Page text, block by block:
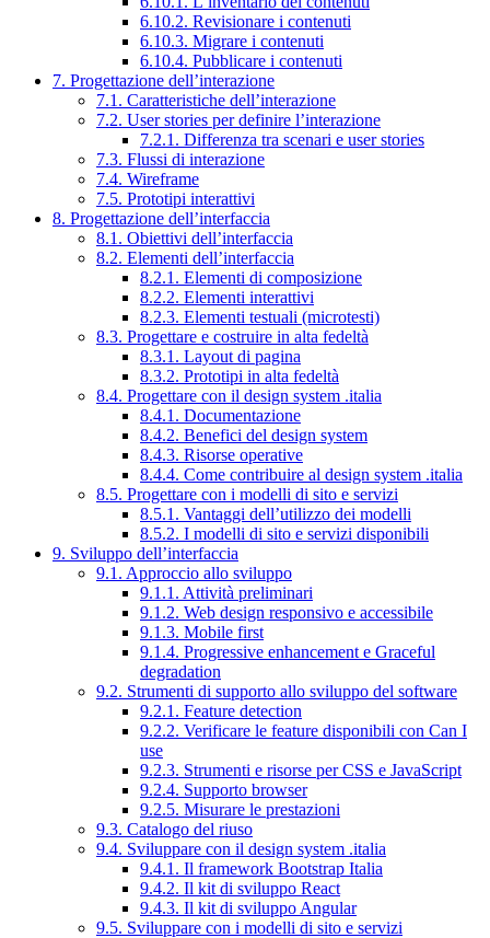
6.10.2. Revisionare i contenuti
6.10.3. Migrare i contenuti
6.10.4. Pubblicare i contenuti
7. Progettazione dell’interazione
7.1. Caratteristiche dell’interazione
7.2. User stories per definire l’interazione
7.2.1. Differenza tra scenari e user stories
7.3. Flussi di interazione
7.4. Wireframe
7.5. Prototipi interattivi
8. Progettazione dell’interfaccia
8.1. Obiettivi dell’interfaccia
8.2. Elementi dell’interfaccia
8.2.1. Elementi di composizione
8.2.2. Elementi interattivi
8.2.3. Elementi testuali (microtesti)
8.3. Progettare e costruire in alta fedeltà
8.3.1. Layout di pagina
8.3.2. Prototipi in alta fedeltà
8.4. Progettare con il design system .italia
8.4.1. Documentazione
8.4.2. Benefici del design system
8.4.3. Risorse operative
8.4.4. Come contribuire al design system .italia
8.5. Progettare con i modelli di sito e servizi
8.5.1. Vantaggi dell’utilizzo dei modelli
8.5.2. I modelli di sito e servizi disponibili
9. Sviluppo dell’interfaccia
9.1. Approccio allo sviluppo
9.1.1. Attività preliminari
9.1.2. Web design responsivo e accessibile
9.1.3. Mobile first
9.1.4. Progressive enhancement e Graceful
degradation
9.2. Strumenti di supporto allo sviluppo del software
9.2.1. Feature detection
9.2.2. Verificare le feature disponibili con Can I
use
9.2.3. Strumenti e risorse per CSS e JavaScript
9.2.4. Supporto browser
9.2.5. Misurare le prestazioni
9.3. Catalogo del riuso
9.4. Sviluppare con il design system .italia
9.4.1. Il framework Bootstrap Italia
9.4.2. Il kit di sviluppo React
9.4.3. Il kit di sviluppo Angular
9.5. Sviluppare con i modelli di sito e servizi